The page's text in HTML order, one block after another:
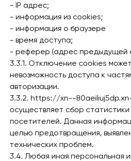
- IP адрес;
- информация из cookies;
- информация о браузере
- время доступа;
- реферер (адрес предыдущей
3.3.1. Отключение cookies
невозможность доступа к
авторизации.
3.3.2. https://xn--
осуществляет сбор
посетителей. Данная
целью предотвращения,
технических проблем.
3.4. Любая иная персональная